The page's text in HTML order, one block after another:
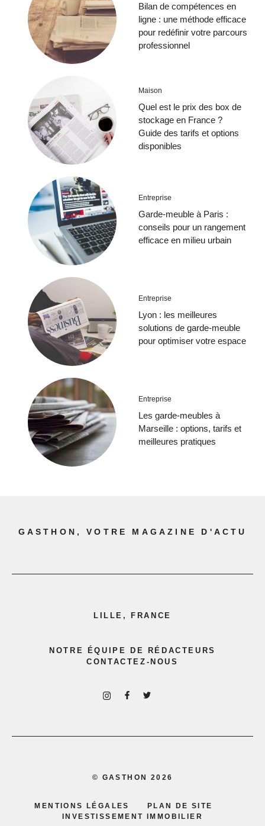
Bilan de compétences en
ligne : une méthode efficace
pour redéfinir votre parcours
professionnel
Maison
Quel est le prix des box de
stockage en France ?
Guide des tarifs et options
disponibles
Entreprise
Garde-meuble à Paris :
conseils pour un rangement
efficace en milieu urbain
Entreprise
Lyon : les meilleures
solutions de garde-meuble
pour optimiser votre espace
Entreprise
Les garde-meubles à
Marseille : options, tarifs et
meilleures pratiques
GASTHON, VOTRE MAGAZINE D'ACTU
LILLE, FRANCE
NOTRE ÉQUIPE DE RÉDACTEURS
CONTACTEZ-NOUS
© GASTHON 2026
MENTIONS LÉGALES
PLAN DE SITE
INVESTISSEMENT IMMOBILIER